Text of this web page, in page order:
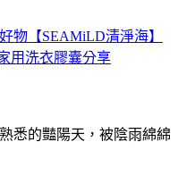
物【SEAMiLD清淨海】
用洗衣膠囊分享
悉的豔陽天，被陰雨綿綿